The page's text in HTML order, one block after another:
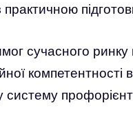
сучасного ринку
компетентності